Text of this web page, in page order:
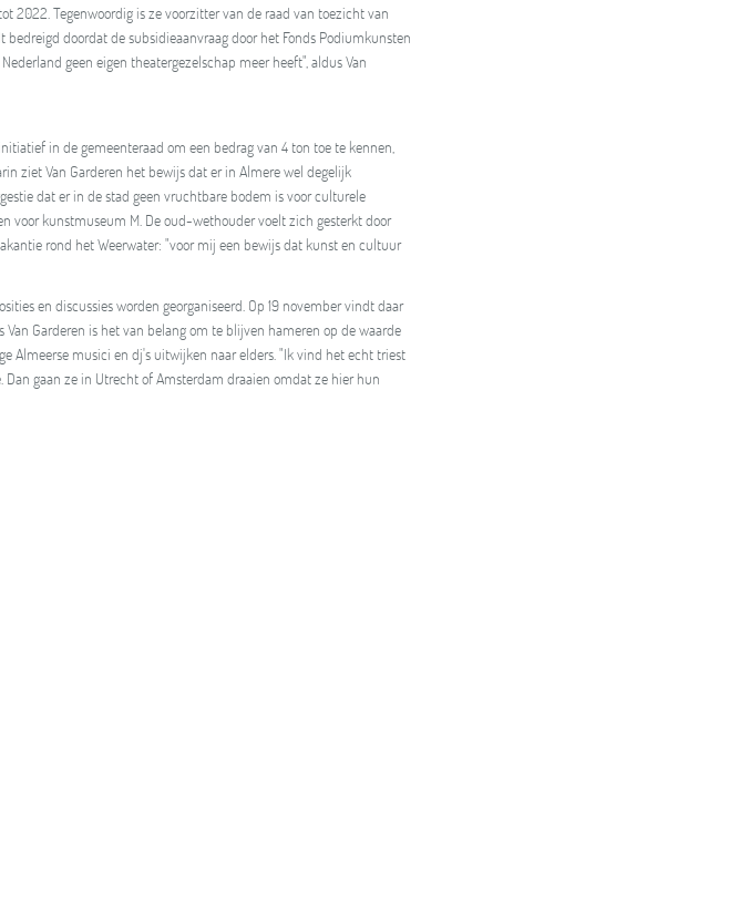
2022. Tegenwoordig is ze voorzitter van de raad van toezicht van
doordat de subsidieaanvraag door het Fonds Podiumkunsten
geen eigen theatergezelschap meer heeft", aldus Van
in de gemeenteraad om een bedrag van 4 ton toe te kennen,
ziet Van Garderen het bewijs dat er in Almere wel degelijk
dat er in de stad geen vruchtbare bodem is voor culturele
voor kunstmuseum M. De oud-wethouder voelt zich gesterkt door
rond het Weerwater: "voor mij een bewijs dat kunst en cultuur
en discussies worden georganiseerd. Op 19 november vindt daar
Garderen is het van belang om te blijven hameren op de waarde
Almeerse musici en dj's uitwijken naar elders. "Ik vind het echt triest
gaan ze in Utrecht of Amsterdam draaien omdat ze hier hun